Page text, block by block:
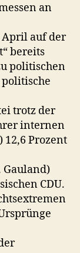
an
April auf der
bereits
politischen
trotz der
internen
12,6 Prozent
Gauland)
CDU.